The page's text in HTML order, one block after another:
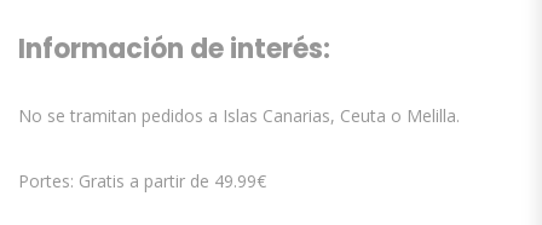
Información de interés:
No se tramitan pedidos a Islas Canarias, Ceuta o Melilla.
Portes: Gratis a partir de 49.99€